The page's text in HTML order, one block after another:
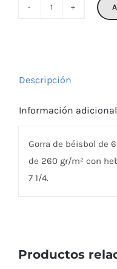
Descripción
Información adicional
Gorra de béisbol de
de 260 gr/m² con
7 1/4.
Productos